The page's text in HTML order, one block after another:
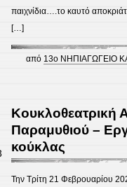
παιχνίδια….το καυτό
[…]
από 13ο ΝΗΠΙΑΓΩΓΕΙΟ
Κουκλοθεατρική
Παραμυθιού –
κούκλας
Την Τρίτη 21 Φεβρουαρίου